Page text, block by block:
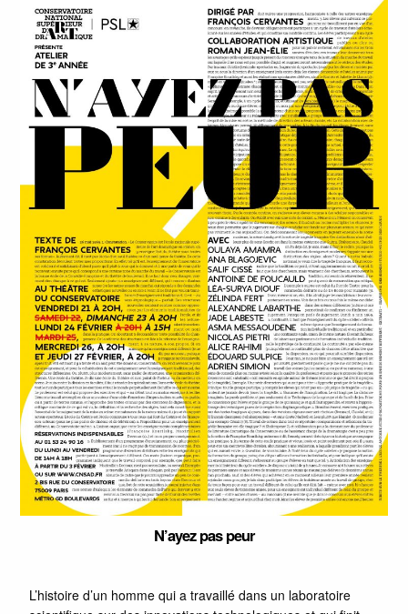
N’ayez pas peur
L’histoire d’un homme qui a travaillé dans un laboratoire